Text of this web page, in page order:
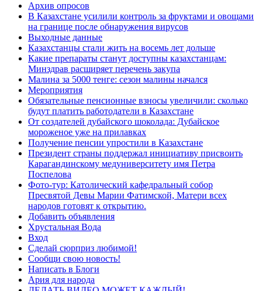
Архив опросов
В Казахстане усилили контроль за фруктами и овощами
на границе после обнаружения вирусов
Выходные данные
Казахстанцы стали жить на восемь лет дольше
Какие препараты станут доступны казахстанцам:
Минздрав расширяет перечень закупа
Малина за 5000 тенге: сезон малины начался
Мероприятия
Обязательные пенсионные взносы увеличили: сколько
будут платить работодатели в Казахстане
От создателей дубайского шоколада: Дубайское
мороженое уже на прилавках
Получение пенсии упростили в Казахстане
Президент страны поддержал инициативу присвоить
Карагандинскому медуниверситету имя Петра
Поспелова
Фото-тур: Католический кафедральный собор
Пресвятой Девы Марии Фатимской, Матери всех
народов готовят к открытию.
Добавить объявления
Хрустальная Вода
Вход
Сделай сюрприз любимой!
Сообщи свою новость!
Написать в Блоги
Ария для народа